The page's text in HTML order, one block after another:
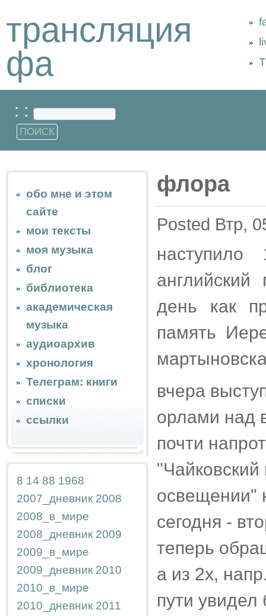
трансляция
фа
: :
обо мне и этом
сайте
мои тексты
моя музыка
блог
библиотека
академическая
музыка
аудиоархив
хронология
Телеграм: книги
списки
ссылки
8 14 88 1968
2007_дневник 2008
2008_в_мире
2008_дневник 2009
2009_в_мире
2009_дневник 2010
2010_в_мире
2010_дневник 2011
флора
Posted Втр,
английский
день как
память
вчера
орлами над
почти
освещении"
сегодня -
теперь
а из 2х,
пути